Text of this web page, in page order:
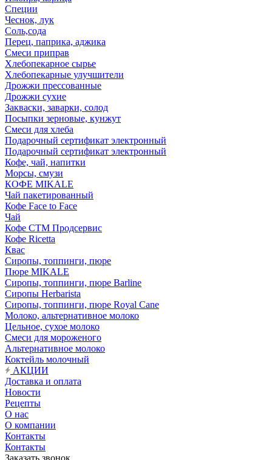
Специи
Чеснок, лук
Соль,сода
Перец, паприка, аджика
Смеси приправ
Хлебопекарное сырье
Хлебопекарные улучшители
Дрожжи прессованные
Дрожжи сухие
Закваски, заварки, солод
Посыпки зерновые, кунжут
Смеси для хлеба
Подарочный сертификат электронный
Подарочный сертификат электронный
Кофе, чай, напитки
Морсы, смузи
КОФЕ MIKALE
Чай пакетированный
Кофе Face to Face
Чай
Кофе СТМ Продсервис
Кофе Ricetta
Квас
Сиропы, топпинги, пюре
Пюре MIKALE
Сиропы, топпинги, пюре Barline
Сиропы Herbarista
Сиропы, топпинги, пюре Royal Cane
Молоко, альтернативное молоко
Цельное, сухое молоко
Смеси для мороженого
Альтернативное молоко
Коктейль молочный
АКЦИИ
Доставка и оплата
Новости
Рецепты
О нас
О компании
Контакты
Контакты
Заказать звонок